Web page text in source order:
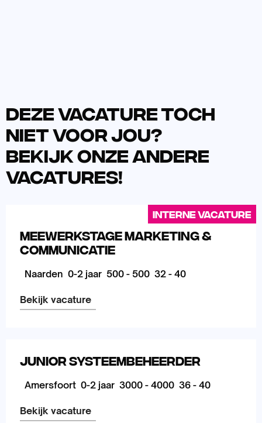
Deze vacature toch
niet voor jou?
Bekijk onze andere
vacatures!
Meewerkstage Marketing &
Communicatie
Naarden 0-2 jaar 500 - 500 32 - 40
Bekijk vacature
Interne vacature
overJunior Systeembeheerder
Amersfoort 0-2 jaar 3000 - 4000 36 - 40
Bekijk vacature